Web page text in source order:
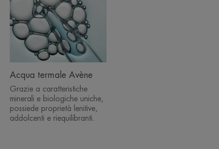
Acqua termale Avène
Grazie a caratteristiche
minerali e biologiche uniche,
possiede proprietà lenitive,
addolcenti e riequilibranti.